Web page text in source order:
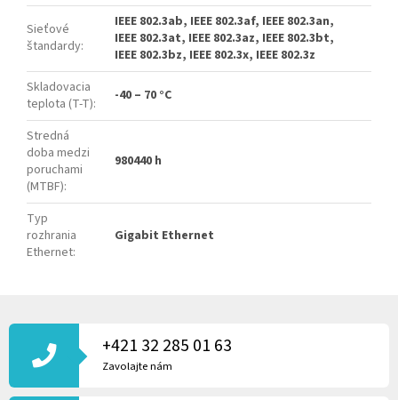
Sieťové
štandardy:
IEEE 802.3ab, IEEE 802.3af, IEEE 802.3an,
IEEE 802.3at, IEEE 802.3az, IEEE 802.3bt,
IEEE 802.3bz, IEEE 802.3x, IEEE 802.3z
Skladovacia
teplota (T-T): -40 – 70 °C
Stredná
doba medzi
poruchami
(MTBF):
980440 h
Typ
rozhrania
Ethernet:
Gigabit Ethernet
Á
T
+421 32 285 01 63
Zavolajte nám